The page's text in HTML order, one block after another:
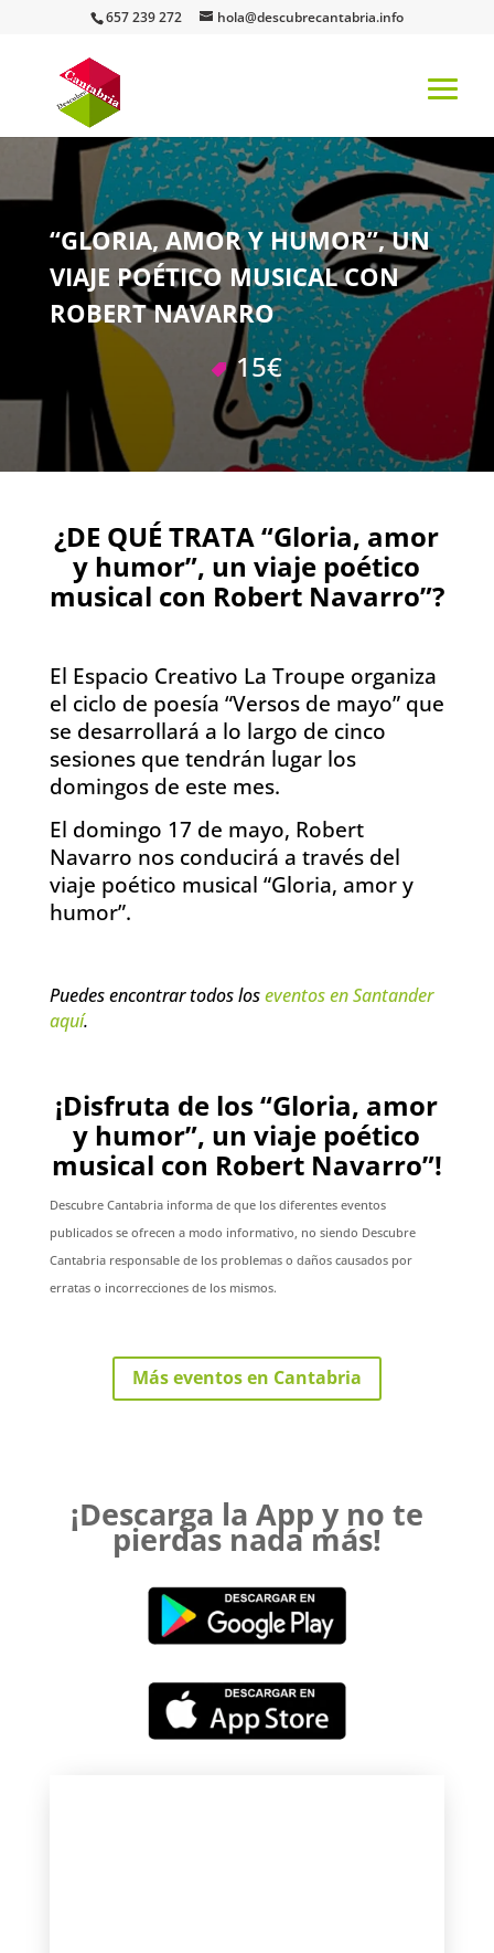
657 239 272 hola@descubrecantabria.info
“GLORIA, AMOR Y HUMOR”, UN
VIAJE POÉTICO MUSICAL CON
ROBERT NAVARRO
15€
¿DE QUÉ TRATA “Gloria, amor
y humor”, un viaje poético
musical con Robert Navarro”?
El Espacio Creativo La Troupe organiza
el ciclo de poesía “Versos de mayo” que
se desarrollará a lo largo de cinco
sesiones que tendrán lugar los
domingos de este mes.
El domingo 17 de mayo, Robert
Navarro nos conducirá a través del
viaje poético musical “Gloria, amor y
humor”.
Puedes encontrar todos loseventos en Santander
aquí.
¡Disfruta de los “Gloria, amor
y humor”, un viaje poético
musical con Robert Navarro”!
Descubre Cantabria informa de que los diferentes eventos
publicados se ofrecen a modo informativo, no siendo Descubre
Cantabria responsable de los problemas o daños causados por
erratas o incorrecciones de los mismos.
Más eventos en Cantabria
¡Descarga la App y no te
pierdas nada más!